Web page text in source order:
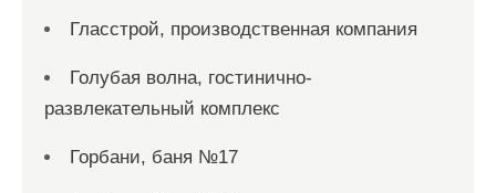
Гласстрой, производственная компания
Голубая волна, гостинично-
развлекательный комплекс
Горбани, баня №17